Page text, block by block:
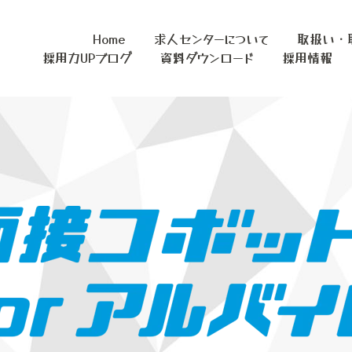
Home 求人センターについて
取扱い・
採用力UPブログ
資料ダウンロード 採用情報